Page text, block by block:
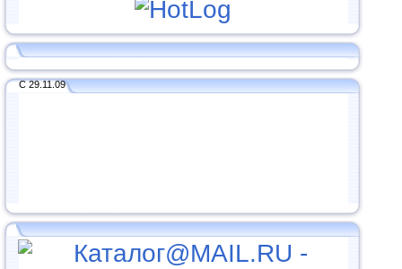
С 29.11.09